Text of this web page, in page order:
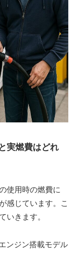
実燃費はどれ
使用時の燃費に
感じています。こ
いきます。
ンジン搭載モデル